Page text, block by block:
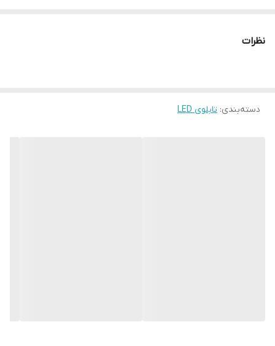
نظرات
دسته‌بندی: تابلوی LED